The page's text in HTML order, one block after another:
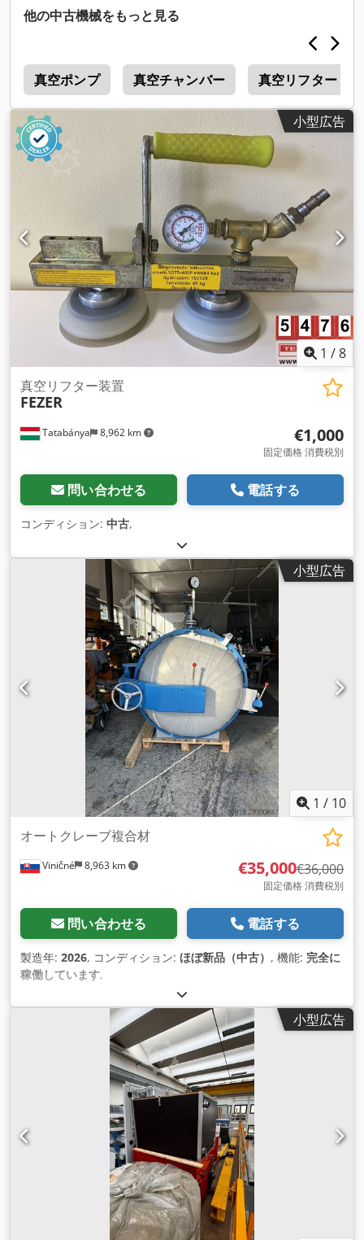
他の中古機械をもっと見る
真空ポンプ 真空チャンバー 真空リフター
小型広告
1 /8
Tatabánya 8,962 km
真空リフター装置
FEZER
€1,000
固定価格 消費税別
問い合わせる 電話する
コンディション: 中古,
小型広告
1 / 10
Viničné 8,963 km
オートクレーブ複合材
€35,000€36,000
固定価格 消費税別
問い合わせる 電話する
製造年: 2026, コンディション: ほぼ新品（中古） , 機能: 完全に
稼働しています,
小型広告